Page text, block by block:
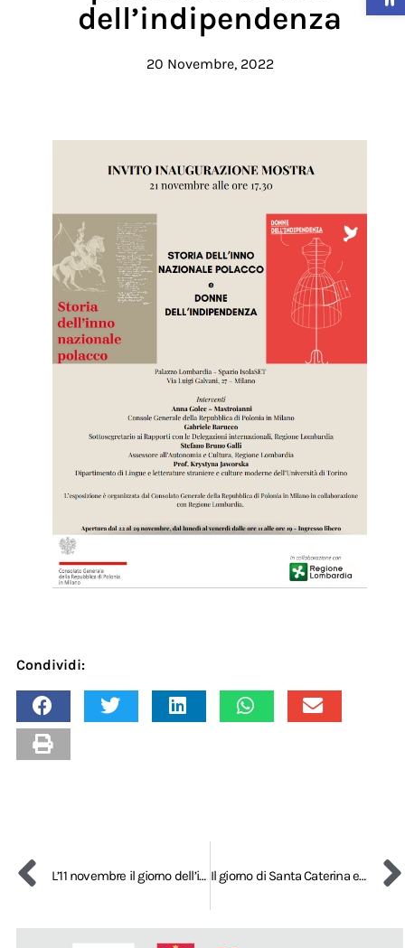
dell’indipendenza
20 Novembre, 2022
Condividi:
L’11 novembre il giorno dell’indipendenza desiderata Il giorno di Santa Caterina e di Sant’Andrea